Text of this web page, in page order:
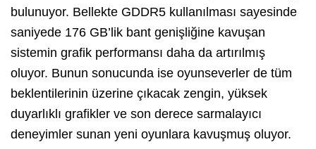
bulunuyor. Bellekte GDDR5 kullanılması sayesinde
saniyede 176 GB’lik bant genişliğine kavuşan
sistemin grafik performansı daha da artırılmış
oluyor. Bunun sonucunda ise oyunseverler de tüm
beklentilerinin üzerine çıkacak zengin, yüksek
duyarlıklı grafikler ve son derece sarmalayıcı
deneyimler sunan yeni oyunlara kavuşmuş oluyor.